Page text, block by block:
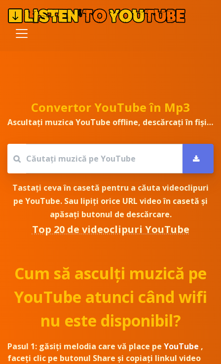
Convertor YouTube în Mp3
Ascultați muzica YouTube offline, descărcați în fișierul Mp3/Mp4
Tastați ceva în casetă pentru a căuta videoclipuri
pe YouTube. Sau lipiți orice URL video în casetă și
apăsați butonul de descărcare.
Top 20 de videoclipuri YouTube
Cum să asculți muzică pe
YouTube atunci când wifi
nu este disponibil?
Pasul 1: găsiți melodia care vă place pe YouTube ,
faceți clic pe butonul Share și copiați linkul video